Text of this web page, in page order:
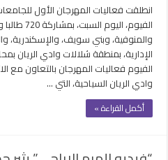
انطلقت فعاليات المهرجان الأول
الفيوم،
والمنوفية، وبني سويف، والإسكندرية،
الإدارية، بمنطقة شلالات وادي الريان
الفيوم فعاليات المهرجان بالتعاون مع
وادي الريان السياحية، التي …
أكمل القراءة »